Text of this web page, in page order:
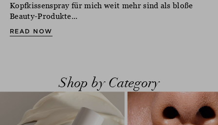
Kopfkissenspray für mich weit mehr sind als bloße
Beauty-Produkte...
READ NOW
Shop by Category